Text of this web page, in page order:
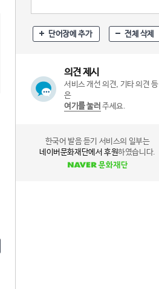
단어장에 추가 전체 삭제
의견 제시
서비스 개선 의견, 기타 의견 등
은
여기를 눌러 주세요.
한국어 발음 듣기 서비스의 일부는
네이버문화재단에서 후원하였습니다.